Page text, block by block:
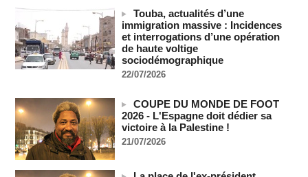
Les Bourses mondiales touchent des sommets après
l'emploi américain
07/08/2026 -
"Construction de la Grande Côte D'ivoire" : Le Président
Alassane Ouattara appelle à la contribution de toutes les forces
Polémique à l’Assemblée nationale : Yaël Braun-Pivet se dit
"dépassée" par les critiques concernant le nouveau pavillon
07/08/2026 -
Depuis le « cessez-le-feu » à Gaza, les forces israéliennes
ont tué 300 enfants palestiniens (UNICEF)
Touba, actualités d’une
immigration massive : Incidences
et interrogations d’une opération
de haute voltige
sociodémographique
22/07/2026
COUPE DU MONDE DE FOOT
2026 - L'Espagne doit dédier sa
victoire à la Palestine !
21/07/2026